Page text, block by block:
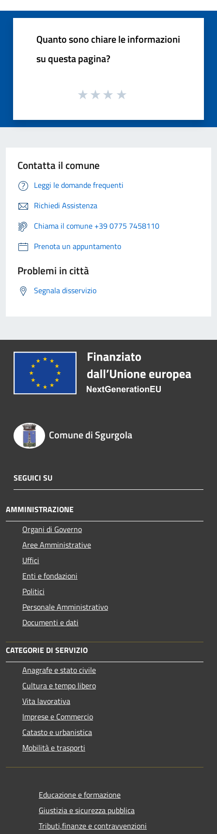
Quanto sono chiare le informazioni
su questa pagina?
Contatta il comune
Leggi le domande frequenti
Richiedi Assistenza
Chiama il comune +39 0775 7458110
Prenota un appuntamento
Problemi in città
Segnala disservizio
Comune di Sgurgola
SEGUICI SU
AMMINISTRAZIONE
Organi di Governo
Aree Amministrative
Uffici
Enti e fondazioni
Politici
Personale Amministrativo
Documenti e dati
CATEGORIE DI SERVIZIO
Anagrafe e stato civile
Cultura e tempo libero
Vita lavorativa
Imprese e Commercio
Catasto e urbanistica
Mobilità e trasporti
Educazione e formazione
Giustizia e sicurezza pubblica
Tributi,finanze e contravvenzioni